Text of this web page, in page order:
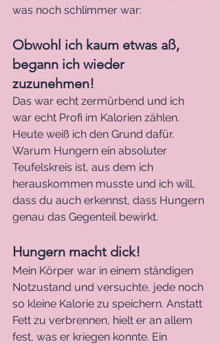
was noch schlimmer war:
Obwohl ich kaum etwas aß,
begann ich wieder
zuzunehmen!
Das war echt zermürbend und ich
war echt Profi im Kalorien zählen.
Heute weiß ich den Grund dafür.
Warum Hungern ein absoluter
Teufelskreis ist, aus dem ich
herauskommen musste und ich will,
dass du auch erkennst, dass Hungern
genau das Gegenteil bewirkt.
Hungern macht dick!
Mein Körper war in einem ständigen
Notzustand und versuchte, jede noch
so kleine Kalorie zu speichern. Anstatt
Fett zu verbrennen, hielt er an allem
fest, was er kriegen konnte. Ein